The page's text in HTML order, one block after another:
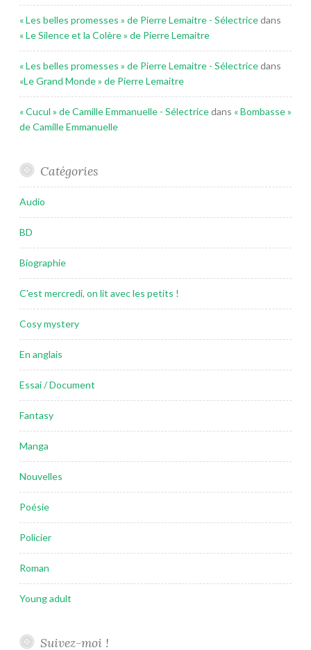
« Les belles promesses » de Pierre Lemaitre - Sélectricedans
« Le Silence et la Colère » de Pierre Lemaitre
« Les belles promesses » de Pierre Lemaitre - Sélectricedans
«Le Grand Monde » de Pierre Lemaitre
« Cucul » de Camille Emmanuelle - Sélectricedans « Bombasse »
de Camille Emmanuelle
Catégories
Audio
BD
Biographie
C'est mercredi, on lit avec les petits !
Cosy mystery
En anglais
Essai / Document
Fantasy
Manga
Nouvelles
Poésie
Policier
Roman
Young adult
Suivez-moi !